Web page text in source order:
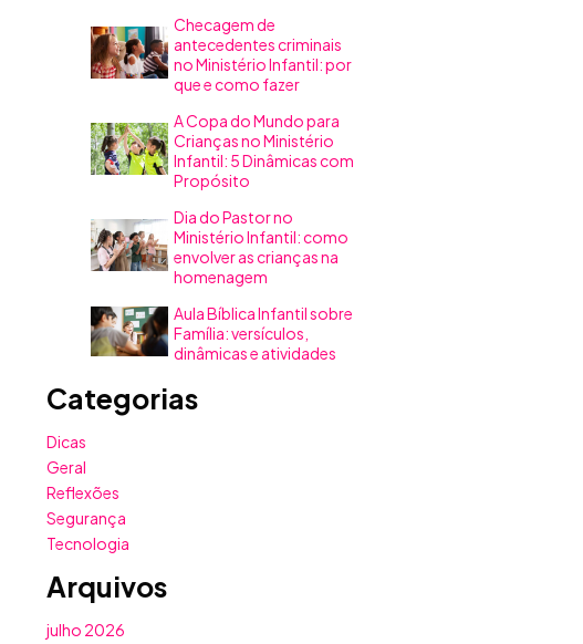
Checagem de
antecedentes criminais
no Ministério Infantil: por
que e como fazer
A Copa do Mundo para
Crianças no Ministério
Infantil: 5 Dinâmicas com
Propósito
Dia do Pastor no
Ministério Infantil: como
envolver as crianças na
homenagem
Aula Bíblica Infantil sobre
Família: versículos,
dinâmicas e atividades
Categorias
Dicas
Geral
Reflexões
Segurança
Tecnologia
Arquivos
julho 2026